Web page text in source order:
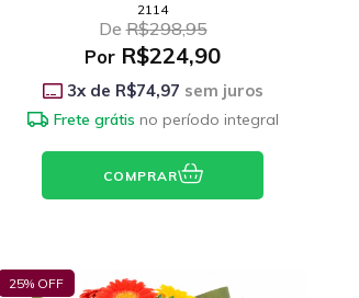
2114
De R$298,95
Por R$224,90
3x de R$74,97 sem juros
Frete grátis no período integral
COMPRAR
25% OFF